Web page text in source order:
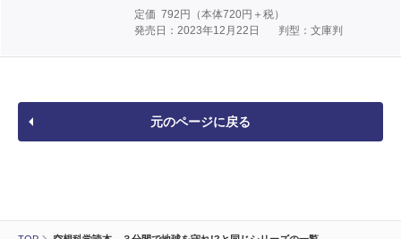
定価 792 円（本体720円＋税）
発売日：2023年12月22日
判型：文庫判
元のページに戻る